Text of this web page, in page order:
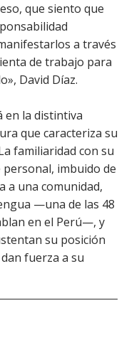
que siento que
a través
de trabajo para
David Díaz.
en la distintiva
que caracteriza su
familiaridad con su
imbuido de
a una comunidad,
—una de las 48
en el Perú—, y
su posición
fuerza a su